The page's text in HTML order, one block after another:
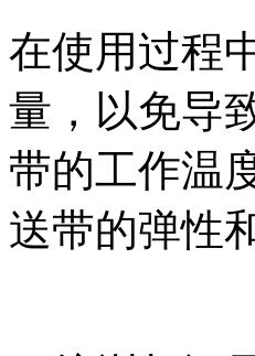
在使用过程
量，以免导
带的工作温
送带的弹性